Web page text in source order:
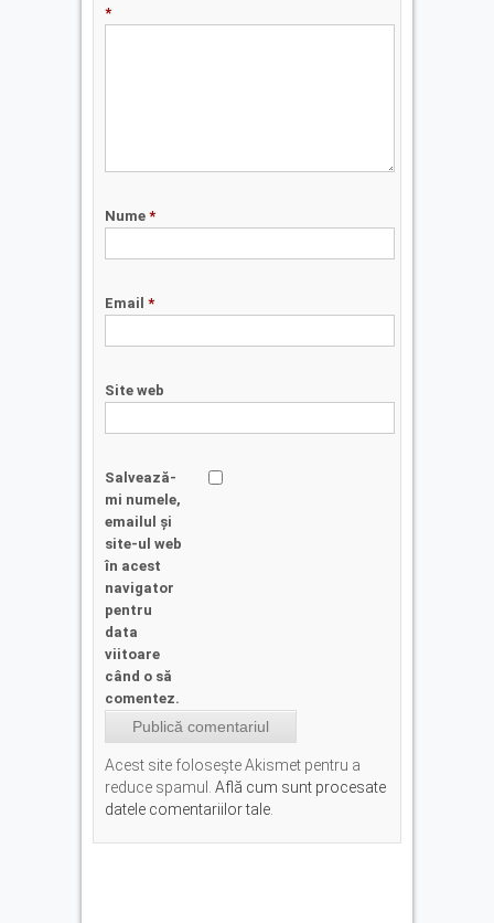
*
Nume *
Email *
Site web
Salvează-
mi numele,
emailul și
site-ul web
în acest
navigator
pentru
data
viitoare
când o să
comentez.
Acest site folosește Akismet pentru a
reduce spamul. Află cum sunt procesate
datele comentariilor tale